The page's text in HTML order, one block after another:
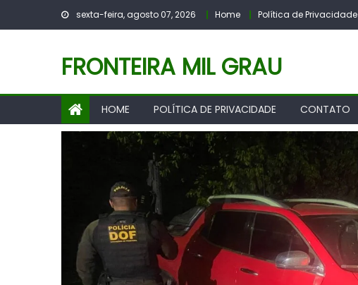
sexta-feira, agosto 07, 2026 Home Política de Privacidade
FRONTEIRA MIL GRAU
HOME POLÍTICA DE PRIVACIDADE CONTATO